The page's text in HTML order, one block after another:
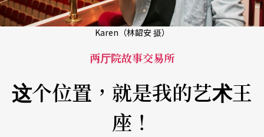
Karen（林韶安 摄）
两厅院故事交易所
这个位置，就是我的艺术王
座！